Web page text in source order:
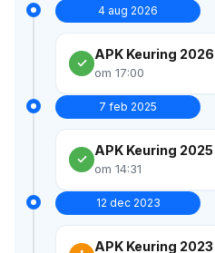
4 aug 2026
APK Keuring 2026
om 17:00
7 feb 2025
APK Keuring 2025
om 14:31
12 dec 2023
APK Keuring 2023